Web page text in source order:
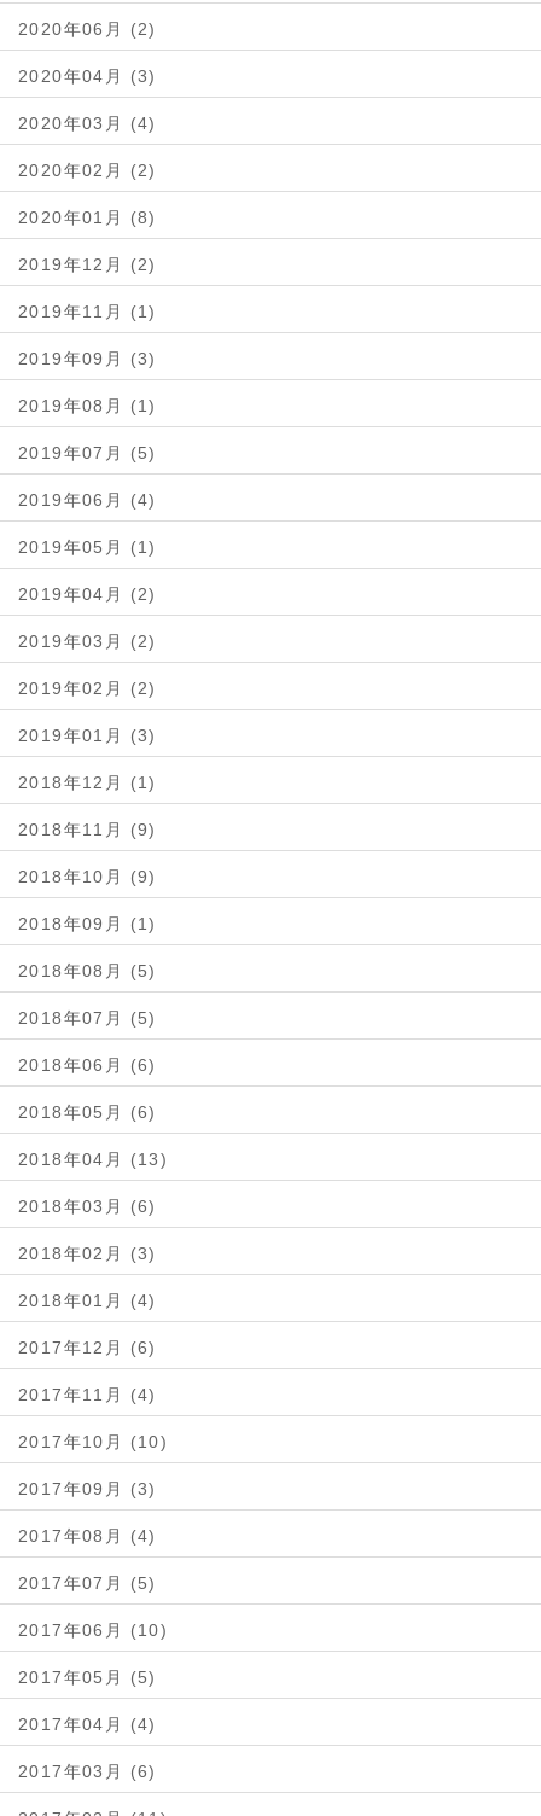
2020年06月 (2)
2020年04月 (3)
2020年03月 (4)
2020年02月 (2)
2020年01月 (8)
2019年12月 (2)
2019年11月 (1)
2019年09月 (3)
2019年08月 (1)
2019年07月 (5)
2019年06月 (4)
2019年05月 (1)
2019年04月 (2)
2019年03月 (2)
2019年02月 (2)
2019年01月 (3)
2018年12月 (1)
2018年11月 (9)
2018年10月 (9)
2018年09月 (1)
2018年08月 (5)
2018年07月 (5)
2018年06月 (6)
2018年05月 (6)
2018年04月 (13)
2018年03月 (6)
2018年02月 (3)
2018年01月 (4)
2017年12月 (6)
2017年11月 (4)
2017年10月 (10)
2017年09月 (3)
2017年08月 (4)
2017年07月 (5)
2017年06月 (10)
2017年05月 (5)
2017年04月 (4)
2017年03月 (6)